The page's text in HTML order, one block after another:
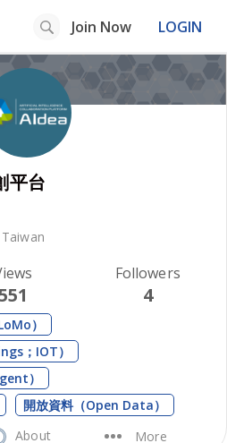
Join Now LOGIN
平台
Taiwan
Followers
4
）
；IOT）
）
開放資料（Open Data）
About More